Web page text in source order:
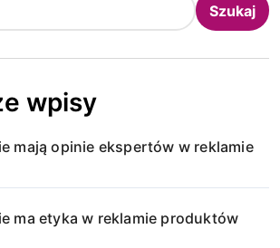
Szukaj
wpisy
mają opinie ekspertów w reklamie
ma etyka w reklamie produktów